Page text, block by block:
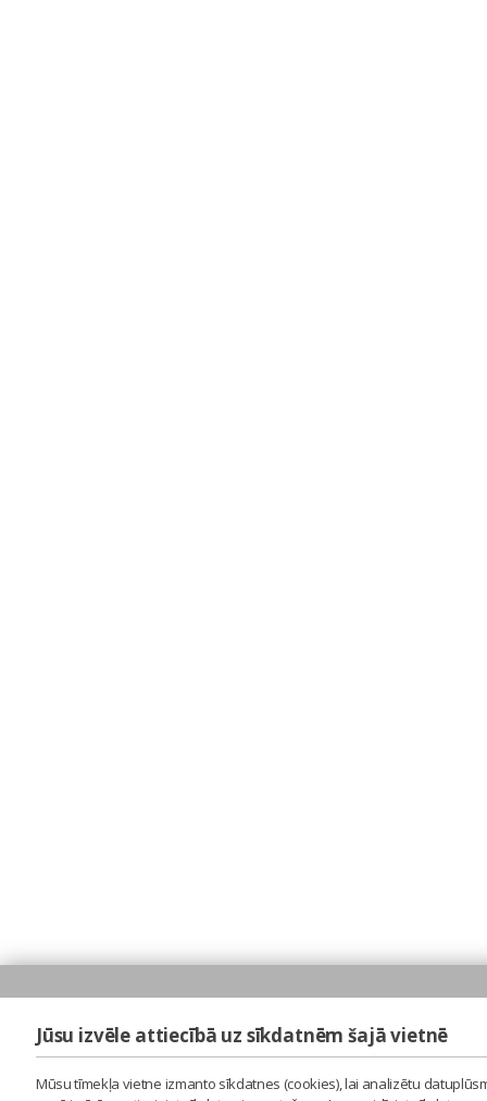
Jūsu izvēle attiecībā uz sīkdatnēm šajā vietnē
Mūsu tīmekļa vietne izmanto sīkdatnes (cookies), lai analizētu